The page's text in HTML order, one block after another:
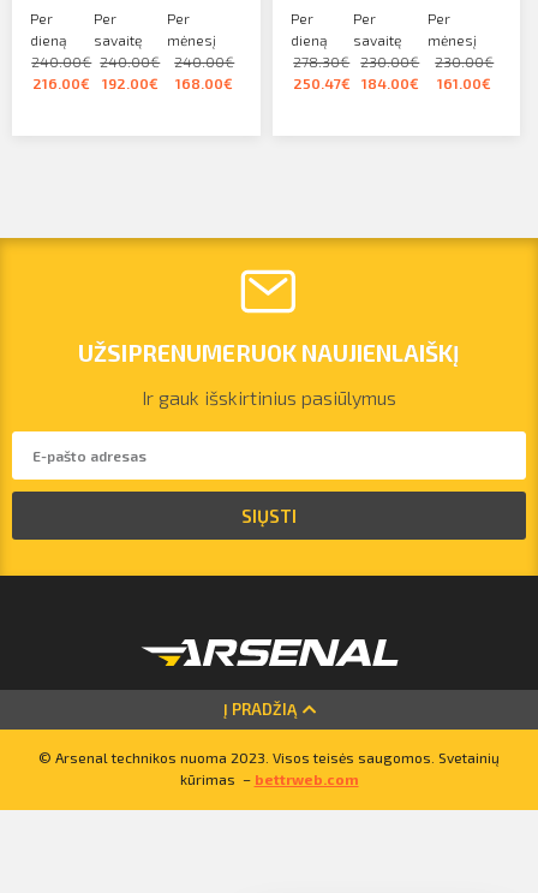
vilnius@arsenalrent.com
+37067455935
Per
dieną
240.00€
216.00€
Per
savaitę
240.00€
192.00€
Per
mėnesį
240.00€
168.00€
Per
dieną
278.30€
250.47€
Per
savaitę
230.00€
184.00€
Per
mėnesį
230.00€
161.00€
UŽSIPRENUMERUOK NAUJIENLAIŠKĮ
Ir gauk išskirtinius pasiūlymus
SIŲSTI
Į PRADŽIĄ
© Arsenal technikos nuoma 2023. Visos teisės saugomos. Svetainių
kūrimas – bettrweb.com